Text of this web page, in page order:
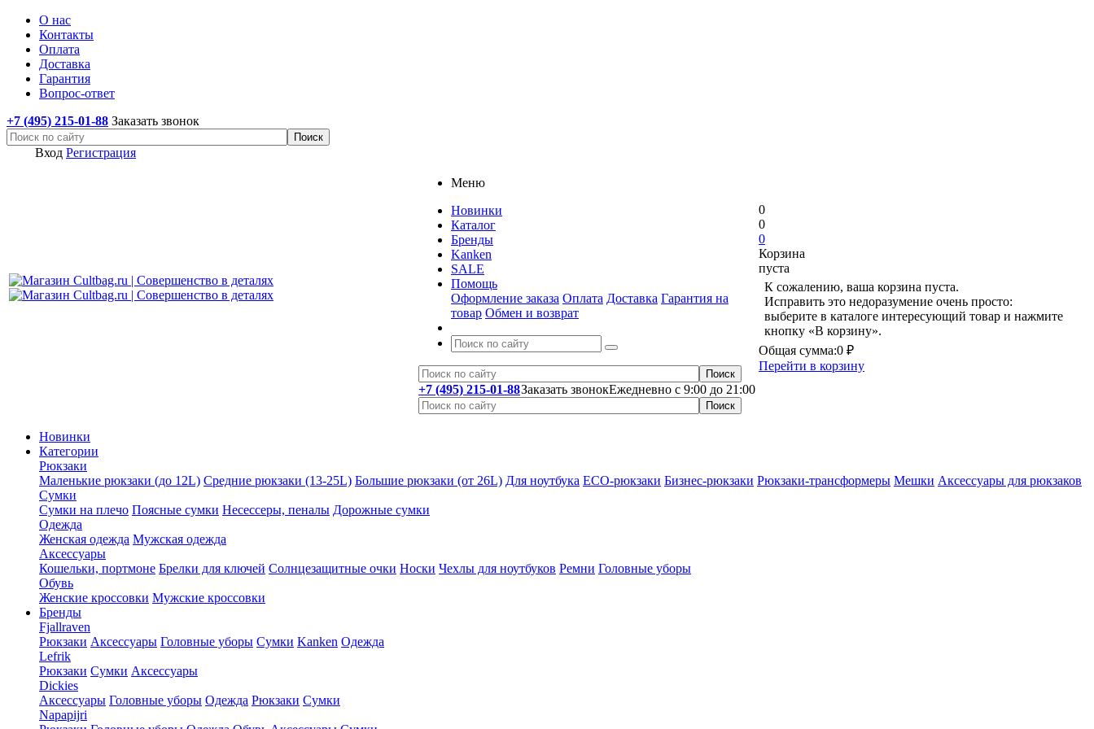
О нас
Контакты
Оплата
Доставка
Гарантия
Вопрос-ответ
+7 (495) 215-01-88 Заказать звонок
Вход Регистрация
Меню
Новинки
Каталог
Бренды
Kanken
SALE
Помощь
Оформление заказа Оплата Доставка Гарантия на
товар Обмен и возврат
Ежедневно с 9:00 до 21:00
+7 (495) 215-01-88Заказать звонок
0
0
0
Корзина
пуста
К сожалению, ваша корзина пуста.
Исправить это недоразумение очень просто:
выберите в каталоге интересующий товар и нажмите
кнопку «В корзину».
Общая сумма:0 ₽
Перейти в корзину
Новинки
Категории
Рюкзаки
Маленькие рюкзаки (до 12L) Средние рюкзаки (13-25L) Большие рюкзаки (от 26L) Для ноутбука ECO-рюкзаки Бизнес-рюкзаки Рюкзаки-трансформеры Мешки Аксессуары для рюкзаков
Сумки
Сумки на плечо Поясные сумки Несессеры, пеналы Дорожные сумки
Одежда
Женская одежда Мужская одежда
Аксессуары
Кошельки, портмоне Брелки для ключей Солнцезащитные очки Носки Чехлы для ноутбуков Ремни Головные уборы
Обувь
Женские кроссовки Мужские кроссовки
Бренды
Fjallraven
Рюкзаки Аксессуары Головные уборы Сумки Kanken Одежда
Lefrik
Рюкзаки Сумки Аксессуары
Dickies
Аксессуары Головные уборы Одежда Рюкзаки Сумки
Napapijri